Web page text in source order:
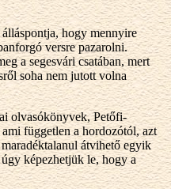
hogy mennyire
versre pazarolni.
a segesvári csatában, mert
soha nem jutott volna
olvasókönyvek, Petőfi-
független a hordozótól, azt
átvihető egyik
képezhetjük le, hogy a